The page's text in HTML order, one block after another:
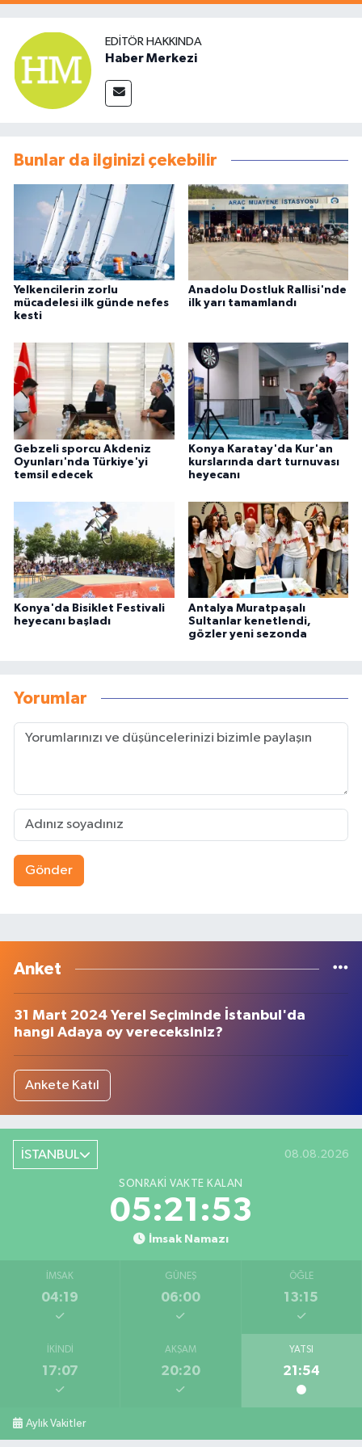
EDITÖR HAKKINDA
Haber Merkezi
Bunlar da ilginizi çekebilir
Yelkencilerin zorlu
mücadelesi ilk günde nefes
kesti
Anadolu Dostluk Rallisi'nde
ilk yarı tamamlandı
Gebzeli sporcu Akdeniz
Oyunları'nda Türkiye'yi
temsil edecek
Konya Karatay'da Kur'an
kurslarında dart turnuvası
heyecanı
Konya'da Bisiklet Festivali
heyecanı başladı
Antalya Muratpaşalı
Sultanlar kenetlendi,
gözler yeni sezonda
Yorumlar
Gönder
Anket
31 Mart 2024 Yerel Seçiminde İstanbul'da
hangi Adaya oy vereceksiniz?
Ankete Katıl
İSTANBUL 08.08.2026
SONRAKI VAKTE KALAN
05:21:53
İmsak Namazı
İMSAK
04:19
GÜNEŞ
06:00
ÖĞLE
13:15
İKINDI
17:07
AKŞAM
20:20
YATSI
21:54
Aylık Vakitler